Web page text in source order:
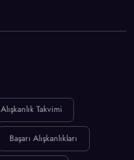
Alışkanlık Takvimi
Başarı Alışkanlıkları